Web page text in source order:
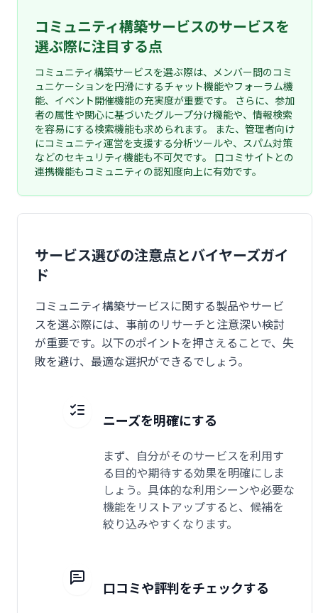
コミュニティ構築サービスのサービスを
選ぶ際に注目する点
コミュニティ構築サービスを選ぶ際は、メンバー間のコミ
ュニケーションを円滑にするチャット機能やフォーラム機
能、イベント開催機能の充実度が重要です。 さらに、参加
者の属性や関心に基づいたグループ分け機能や、情報検索
を容易にする検索機能も求められます。 また、管理者向け
にコミュニティ運営を支援する分析ツールや、スパム対策
などのセキュリティ機能も不可欠です。 口コミサイトとの
連携機能もコミュニティの認知度向上に有効です。
サービス選びの注意点とバイヤーズガイ
ド
コミュニティ構築サービスに関する製品やサービ
スを選ぶ際には、事前のリサーチと注意深い検討
が重要です。以下のポイントを押さえることで、失
敗を避け、最適な選択ができるでしょう。
ニーズを明確にする
まず、自分がそのサービスを利用す
る目的や期待する効果を明確にしま
しょう。具体的な利用シーンや必要な
機能をリストアップすると、候補を
絞り込みやすくなります。
口コミや評判をチェックする